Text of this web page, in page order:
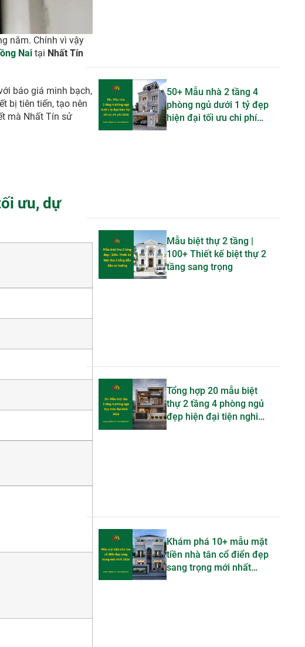
năm. Chính vì vậy
Nai tại Nhất Tín
báo giá minh bạch,
bị tiên tiến, tạo nên
mà Nhất Tín sử
ưu, dự
50+ Mẫu nhà 2 tầng 4
phòng ngủ dưới 1 tỷ đẹp
hiện đại tối ưu chi phí
Mẫu biệt thự 2 tầng |
100+ Thiết kế biệt thự 2
tầng sang trọng
Tổng hợp 20 mẫu biệt
thự 2 tầng 4 phòng ngủ
đẹp hiện đại tiện nghi
Khám phá 10+ mẫu mặt
tiền nhà tân cổ điển đẹp
sang trọng mới nhất